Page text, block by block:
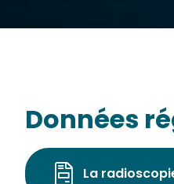
Données
La